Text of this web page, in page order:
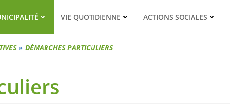
VIE QUOTIDIENNE ACTIONS SOCIALES
DÉMARCHES PARTICULIERS